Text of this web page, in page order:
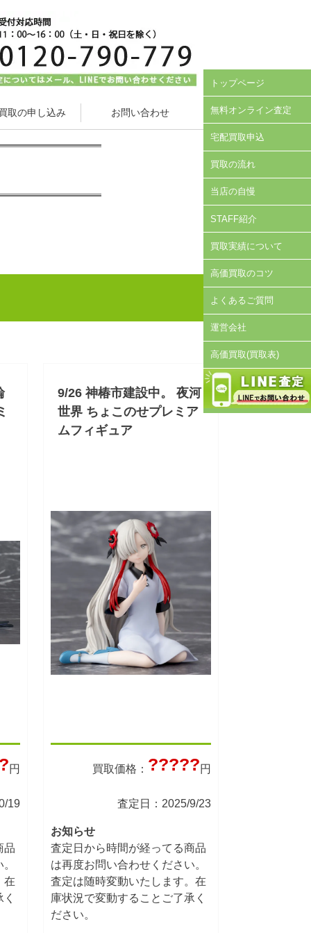
取の申し込み お問い合わせ
円
19
品
在
9/26 神椿市建設中。 夜河
世界 ちょこのせプレミア
ムフィギュア
買取価格： ?????円
査定日：2025/9/23
お知らせ
査定日から時間が経ってる商品
は再度お問い合わせください。
査定は随時変動いたします。在
庫状況で変動することご了承く
ださい。
トップページ
無料オンライン査定
宅配買取申込
買取の流れ
当店の自慢
STAFF紹介
買取実績について
高価買取のコツ
よくあるご質問
運営会社
高価買取(買取表)